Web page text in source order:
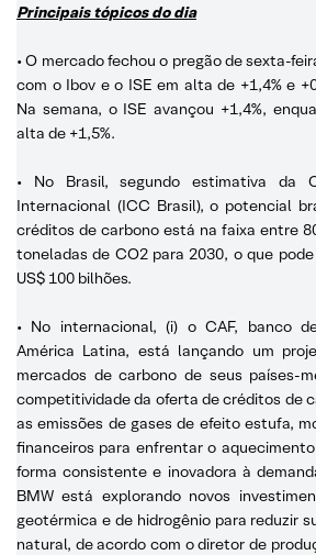
Principais tópicos do dia
• O mercado fechou o pregão de sexta-
com o Ibov e o ISE em alta de +1,4% e
Na semana, o ISE avançou +1,4%,
alta de +1,5%.
• No Brasil, segundo estimativa da
Internacional (ICC Brasil), o potencial
créditos de carbono está na faixa entre
toneladas de CO2 para 2030, o que
US$ 100 bilhões.
• No internacional, (i) o CAF, banco
América Latina, está lançando um
mercados de carbono de seus países-
competitividade da oferta de créditos de
as emissões de gases de efeito estufa,
financeiros para enfrentar o
forma consistente e inovadora à
BMW está explorando novos
geotérmica e de hidrogênio para reduzir
natural, de acordo com o diretor de